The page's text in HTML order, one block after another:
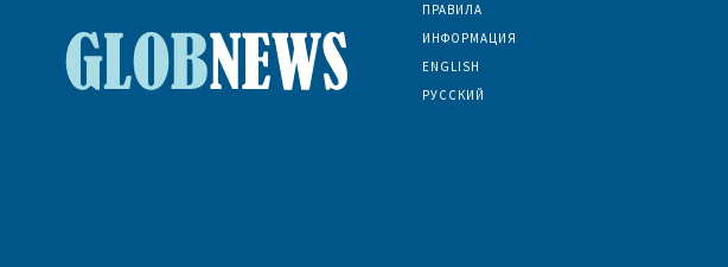
ПРАВИЛА
ИНФОРМАЦИЯ
ENGLISH
РУССКИЙ